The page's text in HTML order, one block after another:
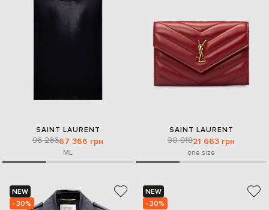
SAINT LAURENT
96 26667 366 грн
ML
SAINT LAURENT
30 91821 663 грн
one size
NEW
- 30%
NEW
- 30%